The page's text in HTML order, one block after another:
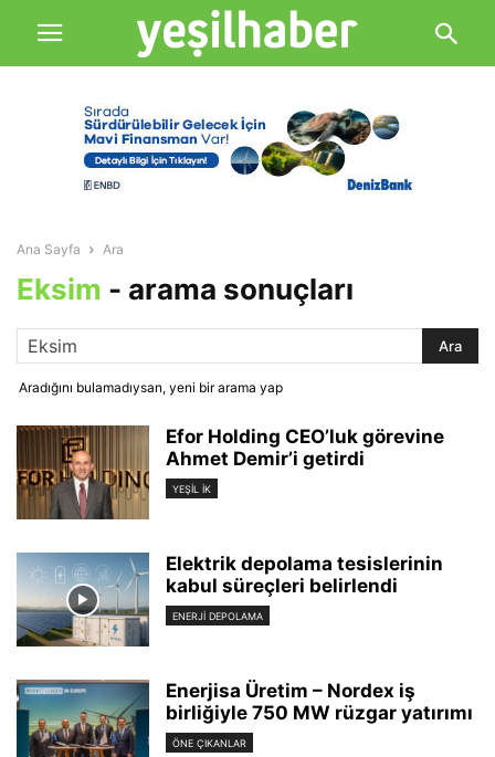
Ana Sayfa Ara
Eksim - arama sonuçları
Aradığını bulamadıysan, yeni bir arama yap
Efor Holding CEO’luk görevine
Ahmet Demir’i getirdi
YEŞIL İK
Elektrik depolama tesislerinin
kabul süreçleri belirlendi
ENERJI DEPOLAMA
Enerjisa Üretim – Nordex iş
birliğiyle 750 MW rüzgar yatırımı
ÖNE ÇIKANLAR